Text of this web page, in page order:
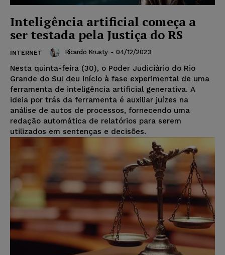
Inteligência artificial começa a
ser testada pela Justiça do RS
INTERNET Ricardo Krusty - 04/12/2023
Nesta quinta-feira (30), o Poder Judiciário do Rio
Grande do Sul deu início à fase experimental de uma
ferramenta de inteligência artificial generativa. A
ideia por trás da ferramenta é auxiliar juízes na
análise de autos de processos, fornecendo uma
redação automática de relatórios para serem
utilizados em sentenças e decisões.